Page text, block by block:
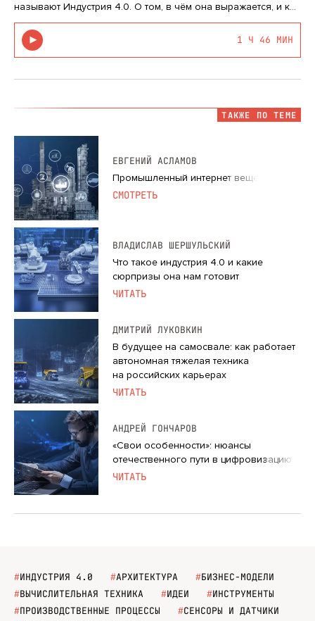
называют Индустрия 4.0. О том, в чём она выражается, и как
киберфизические системы меняют разные отрасли
экономики, в том числе промышленность, вы узнаете
из лекции кандидата физи…
1 Ч 46 МИН
ТАКЖЕ ПО ТЕМЕ
ЕВГЕНИЙ АСЛАМОВ
Промышленный интернет вещей
СМОТРЕТЬ
ВЛАДИСЛАВ ШЕРШУЛЬСКИЙ
Что такое индустрия 4.0 и какие
сюрпризы она нам готовит
ЧИТАТЬ
ДМИТРИЙ ЛУКОВКИН
В будущее на самосвале: как работает
автономная тяжелая техника
на российских карьерах
ЧИТАТЬ
АНДРЕЙ ГОНЧАРОВ
«Свои особенности»: нюансы
отечественного пути в цифровизацию
ЧИТАТЬ
#ИНДУСТРИЯ 4.0 #АРХИТЕКТУРА #БИЗНЕС-МОДЕЛИ
#ВЫЧИСЛИТЕЛЬНАЯ ТЕХНИКА #ИДЕИ #ИНСТРУМЕНТЫ
#ПРОИЗВОДСТВЕННЫЕ ПРОЦЕССЫ #СЕНСОРЫ И ДАТЧИКИ